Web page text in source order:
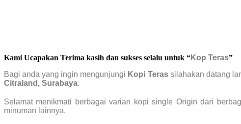
Kami Ucapakan Terima kasih dan sukses selalu untuk “Kop Teras”
Bagi anda yang ingin mengunjungi Kopi Teras silahakan datang
Citraland, Surabaya.
Selamat menikmati berbagai varian kopi single Origin dari
minuman lainnya.